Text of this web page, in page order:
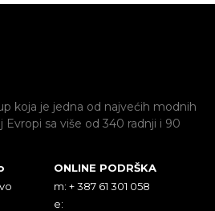
koja je jedna od najvećih modnih
sa više od 340 radnji i 90
ONLINE PODRŠKA
m: + 387 61 301 058
e: